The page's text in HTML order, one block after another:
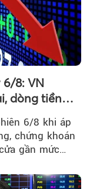
8: VN
dòng tiền
6/8 khi áp
chứng khoán
gần mức